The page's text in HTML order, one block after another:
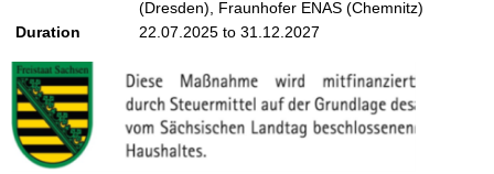
(Dresden), Fraunhofer ENAS (Chemnitz)
Duration
22.07.2025 to 31.12.2027